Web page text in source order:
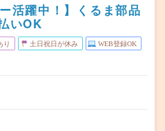
活躍中！】くるま部品
いOK
り 土日祝日が休み WEB登録OK